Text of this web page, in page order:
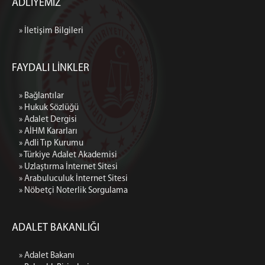
Cumhuriyet Başsavcılığı
İdari İşler Müdürlüğü
Hazırlık Bürosu
Müracaat ve Suçüstü Bürosu
Seri Muhakeme Usulü Soruşturma Bürosu
İlamat ve İnfaz Bürosu
Yakalama Bürosu
İdari Yaptırım Bürosu
Muhabere Bürosu
ADLİYEMİZ
» İletişim Bilgileri
FAYDALI LİNKLER
» Bağlantılar
» Hukuk Sözlüğü
» Adalet Dergisi
» AİHM Kararları
» Adli Tıp Kurumu
» Türkiye Adalet Akademisi
» Uzlaştırma İnternet Sitesi
» Arabuluculuk İnternet Sitesi
» Nöbetçi Noterlik Sorgulama
ADALET BAKANLIĞI
» Adalet Bakanı